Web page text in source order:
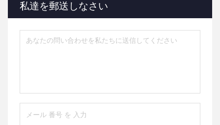
私達を郵送しなさい